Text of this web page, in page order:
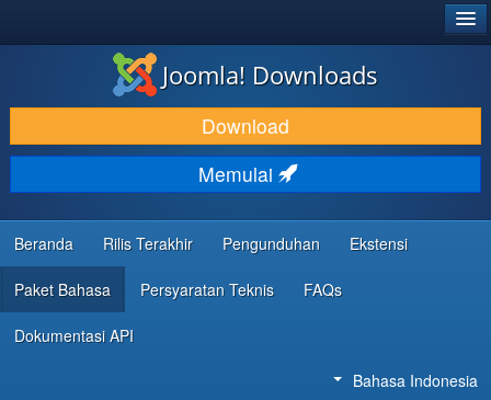
DOWNLOAD & KEMBANGKAN
TEMUKAN & PELAJARI
DUKUNGAN & KOMUNITAS
REFERENSI DEVELOPER
Joomla! Downloads
Download
Memulai
Beranda Rilis Terakhir Pengunduhan Ekstensi
Paket Bahasa Persyaratan Teknis FAQs
Dokumentasi API
Bahasa Indonesia